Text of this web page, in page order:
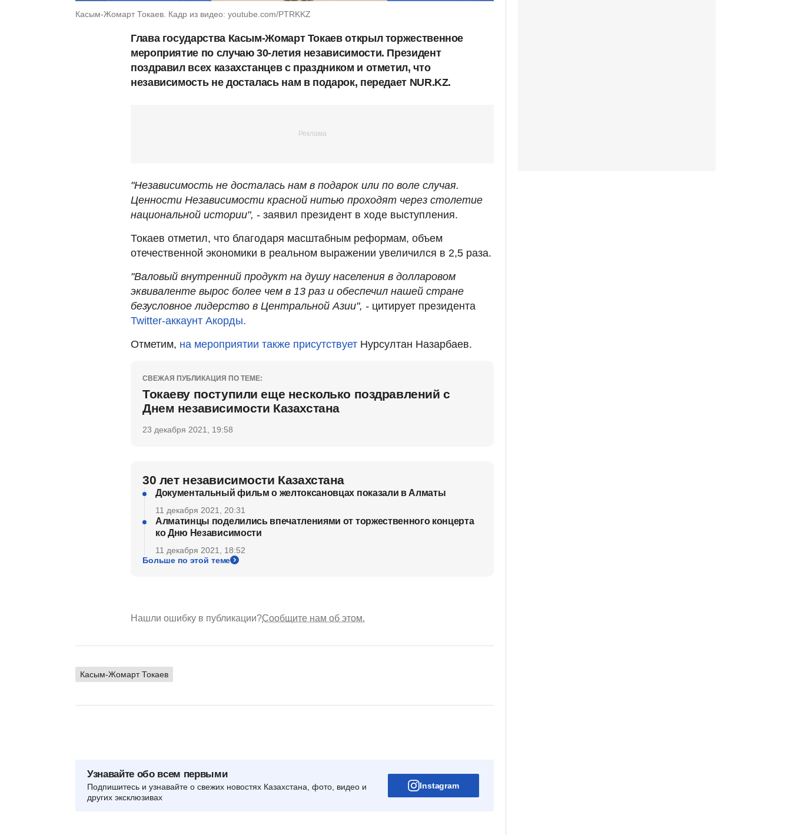
Касым-Жомарт Токаев. Кадр из видео: youtube.com/PTRKKZ
Глава государства Касым-Жомарт Токаев открыл торжественное
мероприятие по случаю 30-летия независимости. Президент
поздравил всех казахстанцев с праздником и отметил, что
независимость не досталась нам в подарок, передает NUR.KZ.
"Независимость не досталась нам в подарок или по воле случая.
Ценности Независимости красной нитью проходят через столетие
национальной истории", - заявил президент в ходе выступления.
Токаев отметил, что благодаря масштабным реформам, объем
отечественной экономики в реальном выражении увеличился в 2,5 раза.
"Валовый внутренний продукт на душу населения в долларовом
эквиваленте вырос более чем в 13 раз и обеспечил нашей стране
безусловное лидерство в Центральной Азии", - цитирует президента
Twitter-аккаунт Акорды.
Отметим, на мероприятии также присутствует Нурсултан Назарбаев.
СВЕЖАЯ ПУБЛИКАЦИЯ ПО ТЕМЕ:
Токаеву поступили еще несколько поздравлений с
Днем независимости Казахстана
23 декабря 2021, 19:58
30 лет независимости Казахстана
Документальный фильм о желтоксановцах показали в Алматы
11 декабря 2021, 20:31
Алматинцы поделились впечатлениями от торжественного концерта
ко Дню Независимости
11 декабря 2021, 18:52
Больше по этой теме
Нашли ошибку в публикации?Сообщите нам об этом.
Касым-Жомарт Токаев
Узнавайте обо всем первыми
Подпишитесь и узнавайте о свежих новостях Казахстана, фото, видео и
других эксклюзивах
Instagram